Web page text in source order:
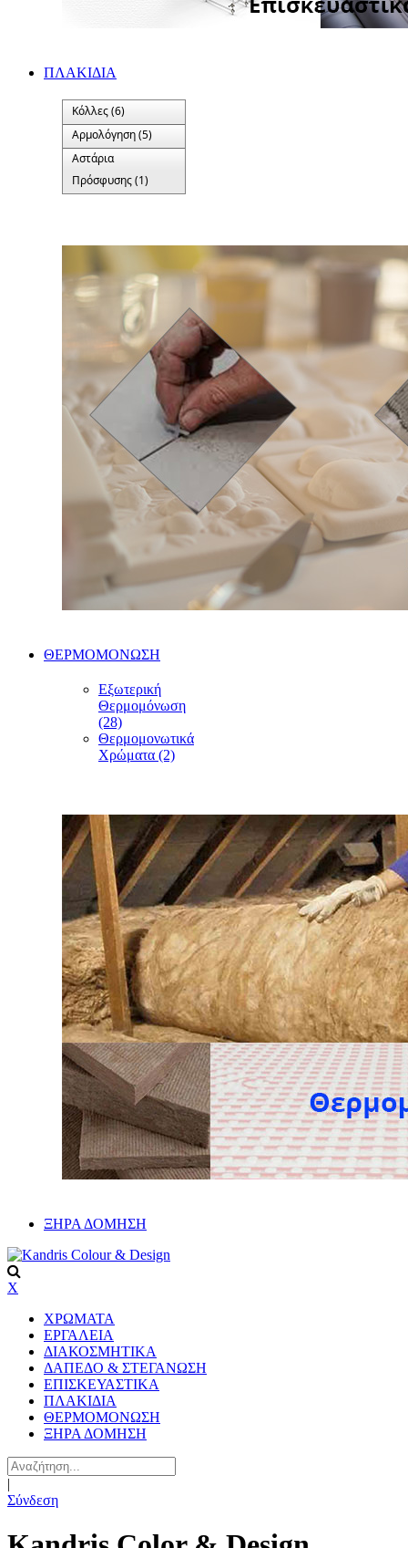
ΠΛΑΚΙΔΙA
Κόλλες (6)
Αρμολόγηση (5)
Αστάρια
Πρόσφυσης (1)
ΘΕΡΜΟΜΟΝΩΣΗ
Εξωτερική
Θερμομόνωση
(28)
Θερμομονωτικά
Χρώματα (2)
ΞΗΡΑ ΔΟΜΗΣΗ
X
ΧΡΩΜΑΤΑ
ΕΡΓΑΛΕΙΑ
ΔΙΑΚΟΣΜΗΤΙΚΑ
ΔΑΠΕΔΟ & ΣΤΕΓΑΝΩΣΗ
ΕΠΙΣΚΕΥΑΣΤΙΚΑ
ΠΛΑΚΙΔΙA
ΘΕΡΜΟΜΟΝΩΣΗ
ΞΗΡΑ ΔΟΜΗΣΗ
|
Σύνδεση